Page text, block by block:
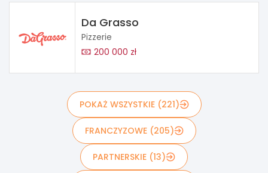
Da Grasso
Pizzerie
200 000 zł
POKAŻ WSZYSTKIE (221)
FRANCZYZOWE (205)
PARTNERSKIE (13)